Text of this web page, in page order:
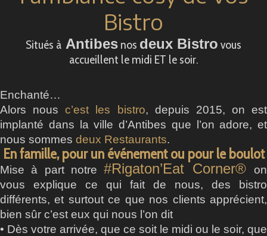
Bistro
Situés à Antibes nos deux Bistro vous
accueillent le midi ET le soir.
Enchanté…
Alors nousc’est les bistro, depuis 2015, on est
implanté dans la ville d’Antibes que l’on adore, et
nous sommes deux Restaurants.
En famille, pour un événement ou pour le boulot
Mise à part notre#Rigaton’Eat Corner®️on
vous explique ce qui fait de nous, des bistro
différents, et surtout ce que nos clients apprécient,
bien sûr c’est eux qui nous l’on dit
• Dès votre arrivée, que ce soit le midi ou le soir, que